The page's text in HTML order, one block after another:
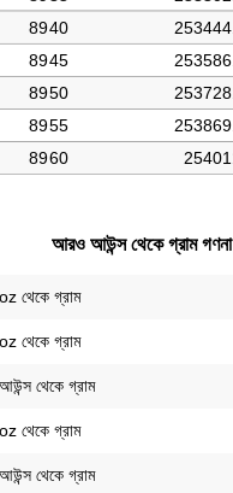
আরও আউন্স থেকে গ্রাম গণনা
থেকে গ্রাম
থেকে গ্রাম
থেকে গ্রাম
থেকে গ্রাম
থেকে গ্রাম